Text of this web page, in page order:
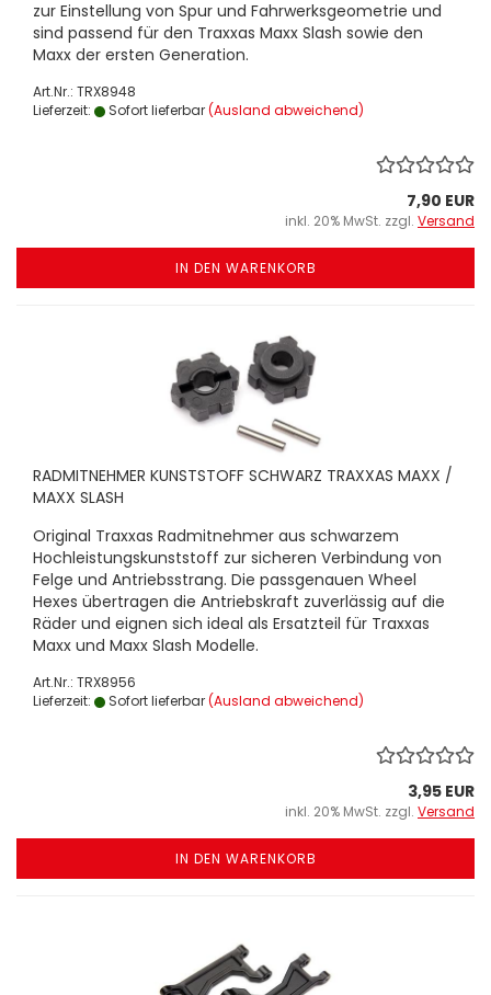
zur Einstellung von Spur und Fahrwerksgeometrie und
sind passend für den Traxxas Maxx Slash sowie den
Maxx der ersten Generation.
Art.Nr.: TRX8948
Lieferzeit:
Sofort lieferbar(Ausland abweichend)
7,90 EUR
inkl. 20% MwSt. zzgl. Versand
IN DEN WARENKORB
RADMITNEHMER KUNSTSTOFF SCHWARZ TRAXXAS MAXX /
MAXX SLASH
Original Traxxas Radmitnehmer aus schwarzem
Hochleistungskunststoff zur sicheren Verbindung von
Felge und Antriebsstrang. Die passgenauen Wheel
Hexes übertragen die Antriebskraft zuverlässig auf die
Räder und eignen sich ideal als Ersatzteil für Traxxas
Maxx und Maxx Slash Modelle.
Art.Nr.: TRX8956
Lieferzeit:
Sofort lieferbar(Ausland abweichend)
3,95 EUR
inkl. 20% MwSt. zzgl. Versand
IN DEN WARENKORB